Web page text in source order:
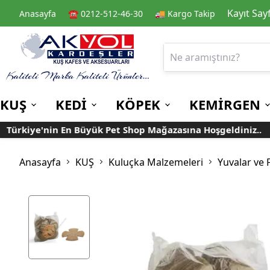
Anasayfa ☎️ 0212-512-46-30 🚚 Kargo Takip Kayıt
KUŞ
Kafes
Muhabbet
Papağan
Taşıma Kafesi
Rulolu Kafes
Kafes Aksesuarları
Yemlikler
Kafes Tülleri
Oyuncaklar
KEDİ
Kedi Kuru Mamalar Kedi Kumları
Taşımalar
KÖPEK
Kuru Mamalar Konserve Mamalar
Mama ve Su Kapları
KEMİRGEN
Guinea Pig Yemleri
En Büyük Pet Shop Mağazasına Hoşgeldiniz..
Anasayfa KUŞ Kuluçka Malzemeleri Yuvalar ve